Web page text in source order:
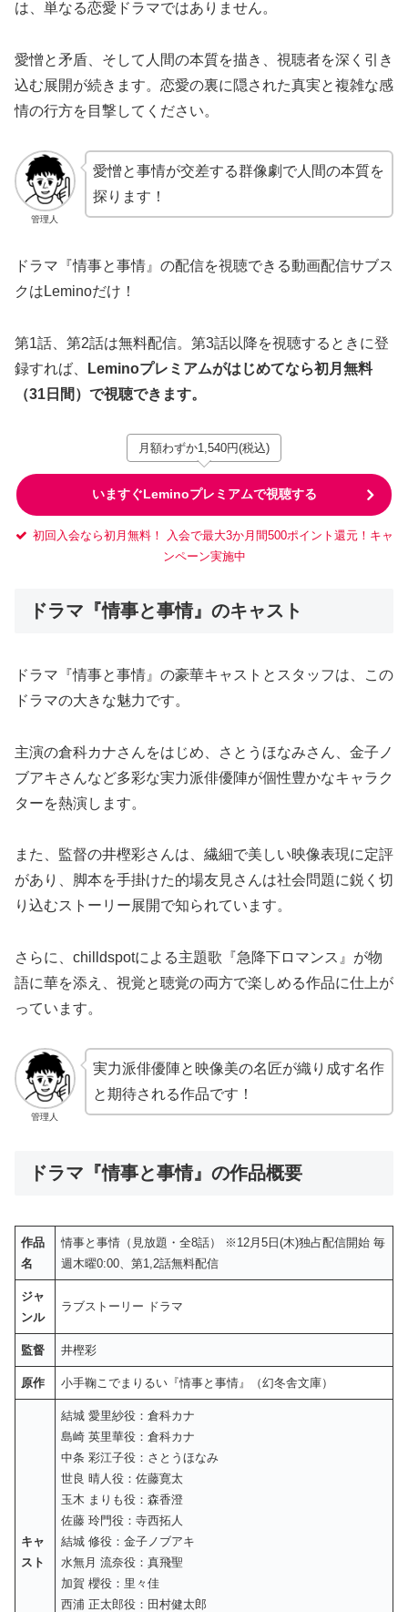
は、単なる恋愛ドラマではありません。
愛憎と矛盾、そして人間の本質を描き、視聴者を深く引き
込む展開が続きます。恋愛の裏に隠された真実と複雑な感
情の行方を目撃してください。
管理人
愛憎と事情が交差する群像劇で人間の本質を
探ります！
ドラマ『情事と事情』の配信を視聴できる動画配信サブス
クはLeminoだけ！
第1話、第2話は無料配信。第3話以降を視聴するときに登
録すれば、
Leminoプレミアムがはじめてなら初月無料
（31日間）で視聴できます。
月額わずか1,540円(税込)
いますぐLeminoプレミアムで視聴する
初回入会なら初月無料！ 入会で最大3か月間500ポイント還元！キャ
ンペーン実施中
ドラマ『情事と事情』のキャスト
ドラマ『情事と事情』の豪華キャストとスタッフは、この
ドラマの大きな魅力です。
主演の倉科カナさんをはじめ、さとうほなみさん、金子ノ
ブアキさんなど多彩な実力派俳優陣が個性豊かなキャラク
ターを熱演します。
また、監督の井樫彩さんは、繊細で美しい映像表現に定評
があり、脚本を手掛けた的場友見さんは社会問題に鋭く切
り込むストーリー展開で知られています。
さらに、chilldspotによる主題歌『急降下ロマンス』が物
語に華を添え、視覚と聴覚の両方で楽しめる作品に仕上が
っています。
管理人
実力派俳優陣と映像美の名匠が織り成す名作
と期待される作品です！
ドラマ『情事と事情』の作品概要
作品
名
情事と事情（見放題・全8話） ※12月5日(木)独占配信開始 毎
週木曜0:00、第1,2話無料配信
ジャ
ンル
ラブストーリー ドラマ
監督 井樫彩
原作 小手鞠こでまりるい『情事と事情』（幻冬舎文庫）
キャ
スト
結城 愛里紗役：倉科カナ
島崎 英里華役：倉科カナ
中条 彩江子役：さとうほなみ
世良 晴人役：佐藤寛太
玉木 まりも役：森香澄
佐藤 玲門役：寺西拓人
結城 修役：金子ノブアキ
水無月 流奈役：真飛聖
加賀 櫻役：里々佳
西浦 正太郎役：田村健太郎